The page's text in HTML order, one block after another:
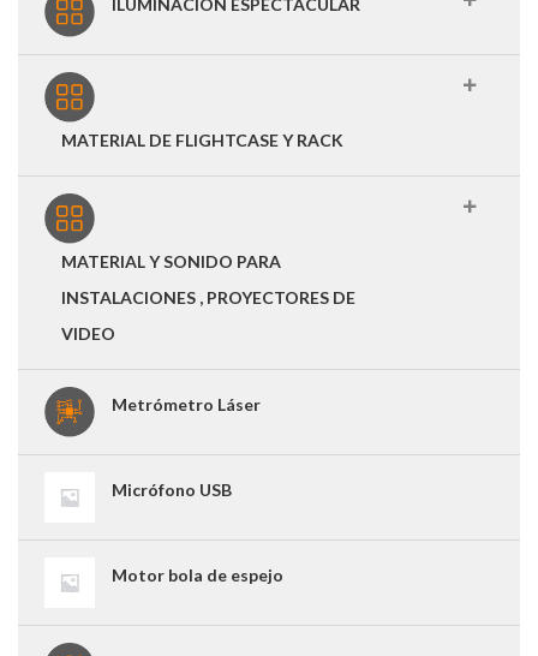
ILUMINACION ESPECTACULAR
MATERIAL DE FLIGHTCASE Y RACK
MATERIAL Y SONIDO PARA
INSTALACIONES , PROYECTORES DE
VIDEO
Metrómetro Láser
Micrófono USB
Motor bola de espejo